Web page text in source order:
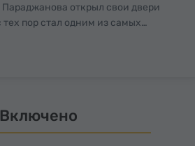
Параджанова открыл свои двери
тех пор стал одним из самых
культурных
Включено